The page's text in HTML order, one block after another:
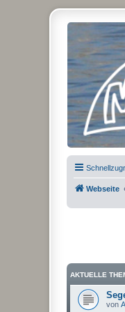
Micro
Webseite
AKTUELLE
von